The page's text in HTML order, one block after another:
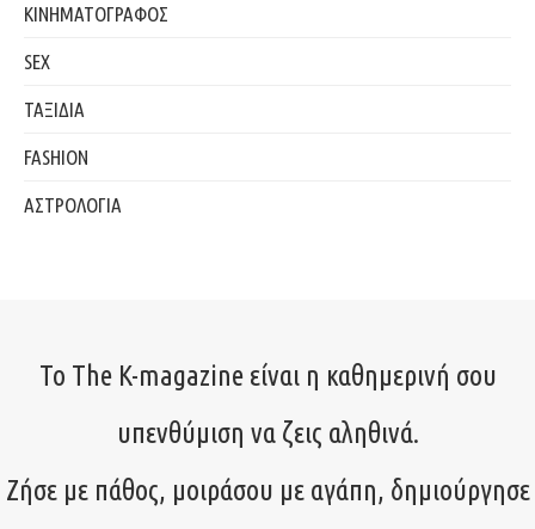
ΚΙΝΗΜΑΤΟΓΡΑΦΟΣ
SEX
ΤΑΞΙΔΙΑ
FASHION
ΑΣΤΡΟΛΟΓΙΑ
Το The K-magazine είναι η καθημερινή σου
υπενθύμιση να ζεις αληθινά.
Ζήσε με πάθος, μοιράσου με αγάπη, δημιούργησε